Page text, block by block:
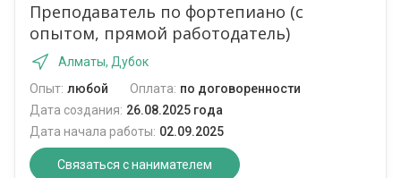
Преподаватель по фортепиано (с
опытом, прямой работодатель)
Алматы, Дубок
Опыт: любой Оплата: по договоренности
Дата создания: 26.08.2025 года
Дата начала работы: 02.09.2025
Связаться с нанимателем